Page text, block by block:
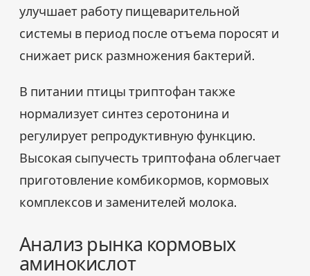
улучшает работу пищеварительной
системы в период после отъема поросят и
снижает риск размножения бактерий.
В питании птицы триптофан также
нормализует синтез серотонина и
регулирует репродуктивную функцию.
Высокая сыпучесть триптофана облегчает
приготовление комбикормов, кормовых
комплексов и заменителей молока.
Анализ рынка кормовых
аминокислот